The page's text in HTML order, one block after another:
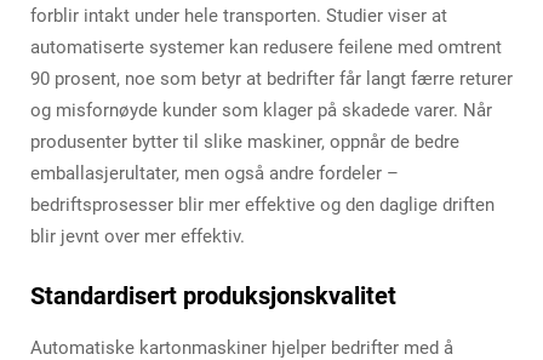
forblir intakt under hele transporten. Studier viser at
automatiserte systemer kan redusere feilene med omtrent
90 prosent, noe som betyr at bedrifter får langt færre returer
og misfornøyde kunder som klager på skadede varer. Når
produsenter bytter til slike maskiner, oppnår de bedre
emballasjerultater, men også andre fordeler –
bedriftsprosesser blir mer effektive og den daglige driften
blir jevnt over mer effektiv.
Standardisert produksjonskvalitet
Automatiske kartonmaskiner hjelper bedrifter med å